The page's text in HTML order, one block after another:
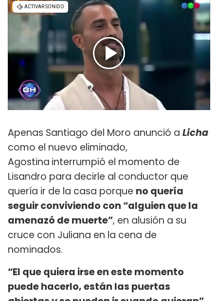
Apenas Santiago del Moro anunció a Licha
como el nuevo eliminado,
Agostina interrumpió el momento de
Lisandro para decirle al conductor que
quería ir de la casa porque no quería
seguir conviviendo con “alguien que la
amenazó de muerte”, en alusión a su
cruce con Juliana en la cena de
nominados.
“El que quiera irse en este momento
puede hacerlo, están las puertas